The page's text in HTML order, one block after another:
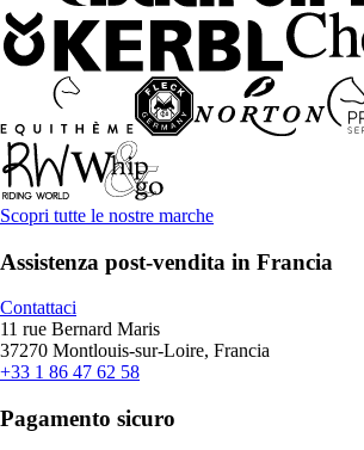
Scopri tutte le nostre marche
Assistenza post-vendita in Francia
Contattaci
11 rue Bernard Maris
37270 Montlouis-sur-Loire, Francia
+33 1 86 47 62 58
Pagamento sicuro